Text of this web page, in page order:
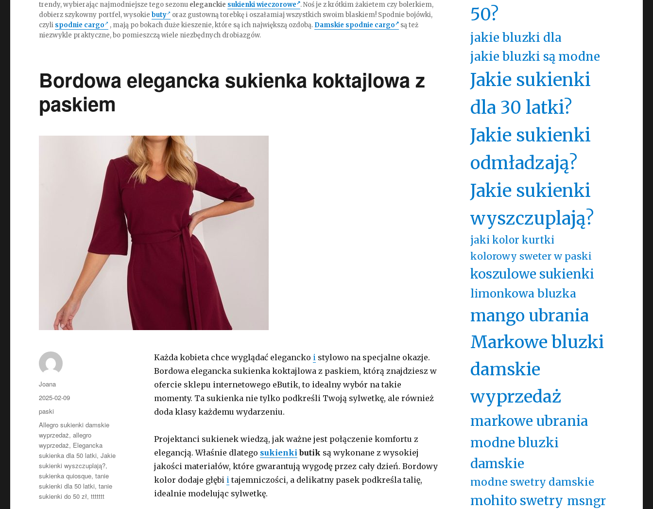
trendy, wybierając najmodniejsze tego sezonu eleganckie sukienki wieczorowe . Noś je z krótkim żakietem czy bolerkiem,
dobierz szykowny portfel, wysokiebuty
oraz gustowną torebkę i oszałamiaj wszystkich swoim blaskiem! Spodnie bojówki,
czyli spodnie cargo , mają po bokach duże kieszenie, które są ich największą ozdobą. Damskie spodnie cargo
są też
niezwykle praktyczne, bo pomieszczą wiele niezbędnych drobiazgów.
Bordowa elegancka sukienka koktajlowa z
paskiem
Każda kobieta chce wyglądać elegancko istylowo na specjalne okazje.
Bordowa elegancka sukienka koktajlowa z paskiem, którą znajdziesz w
ofercie sklepu internetowego eButik, to idealny wybór na takie
momenty. Ta sukienka nie tylko podkreśli Twoją sylwetkę, ale również
doda klasy każdemu wydarzeniu.
Projektanci sukienek wiedzą, jak ważne jest połączenie komfortu z
elegancją. Właśnie dlatego sukienki butik są wykonane z wysokiej
jakości materiałów, które gwarantują wygodę przez cały dzień. Bordowy
kolor dodaje głębi itajemniczości, a delikatny pasek podkreśla talię,
idealnie modelując sylwetkę.
Autor
Joana
Opublikowano
2025-02-09
Kategorie
paski
Tagi
Allegro sukienki damskie
wyprzedaż,allegro
wyprzedaż, Elegancka
sukienka dla 50 latki,Jakie
sukienki wyszczuplają?,
sukienka quiosque,tanie
sukienki dla 50 latki,tanie
sukienki do 50 zł,ttttttt
50?
jakie bluzki dla
jakie bluzki są modne
Jakie sukienki
dla 30 latki?
Jakie sukienki
odmładzają?
Jakie sukienki
wyszczuplają?
jaki kolor kurtki
kolorowy sweter w paski
koszulowe sukienki
limonkowa bluzka
mango ubrania
Markowe bluzki
damskie
wyprzedaż
markowe ubrania
modne bluzki
damskie
modne swetry damskie
mohito swetry msngr